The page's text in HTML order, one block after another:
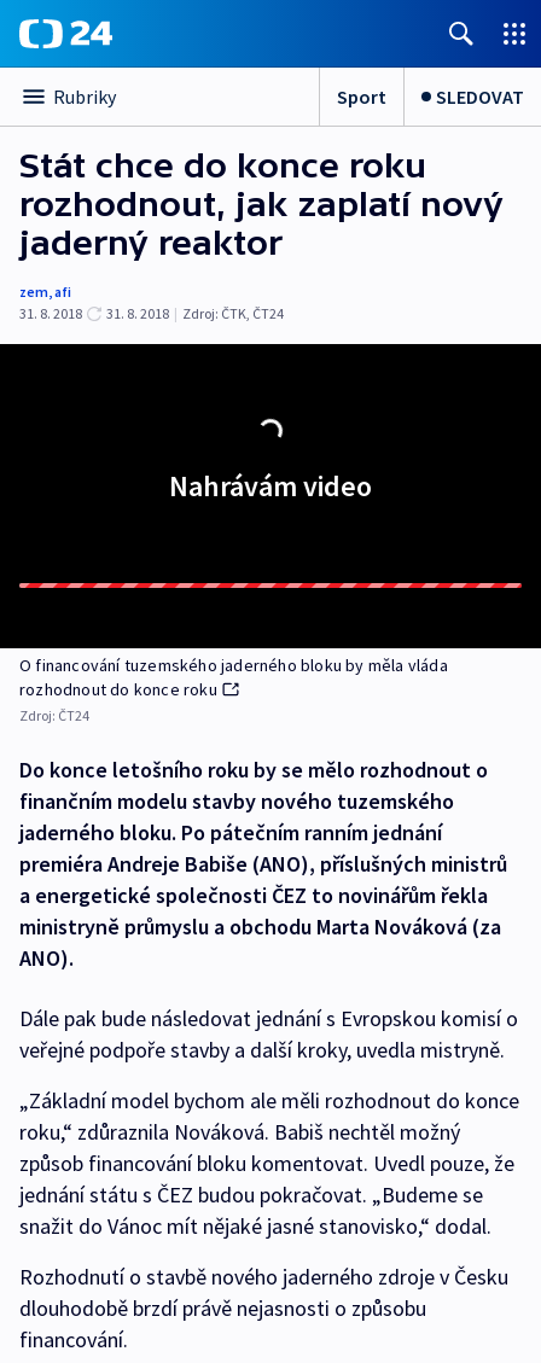
Rubriky Sport SLEDOVAT
Stát chce do konce roku
rozhodnout, jak zaplatí nový
jaderný reaktor
zem,afi
31. 8. 2018
31. 8. 2018 | Zdroj: ČTK, ČT24
Nahrávám video
O financování tuzemského jaderného bloku by měla vláda
rozhodnout do konce roku
Zdroj: ČT24
Do konce letošního roku by se mělo rozhodnout o
finančním modelu stavby nového tuzemského
jaderného bloku. Po pátečním ranním jednání
premiéra Andreje Babiše (ANO), příslušných ministrů
a energetické společnosti ČEZ to novinářům řekla
ministryně průmyslu a obchodu Marta Nováková (za
ANO).
Dále pak bude následovat jednání s Evropskou komisí o
veřejné podpoře stavby a další kroky, uvedla mistryně.
„Základní model bychom ale měli rozhodnout do konce
roku,“ zdůraznila Nováková. Babiš nechtěl možný
způsob financování bloku komentovat. Uvedl pouze, že
jednání státu s ČEZ budou pokračovat. „Budeme se
snažit do Vánoc mít nějaké jasné stanovisko,“ dodal.
Rozhodnutí o stavbě nového jaderného zdroje v Česku
dlouhodobě brzdí právě nejasnosti o způsobu
financování.